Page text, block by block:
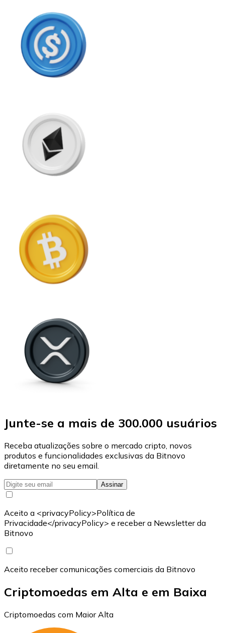
Junte-se a mais de 300.000 usuários
Receba atualizações sobre o mercado cripto, novos
produtos e funcionalidades exclusivas da Bitnovo
diretamente no seu email.
Assinar
Aceito a <privacyPolicy>Política de
Privacidade</privacyPolicy> e receber a Newsletter da
Bitnovo
Aceito receber comunicações comerciais da Bitnovo
Criptomoedas em Alta e em Baixa
Criptomoedas com Maior Alta